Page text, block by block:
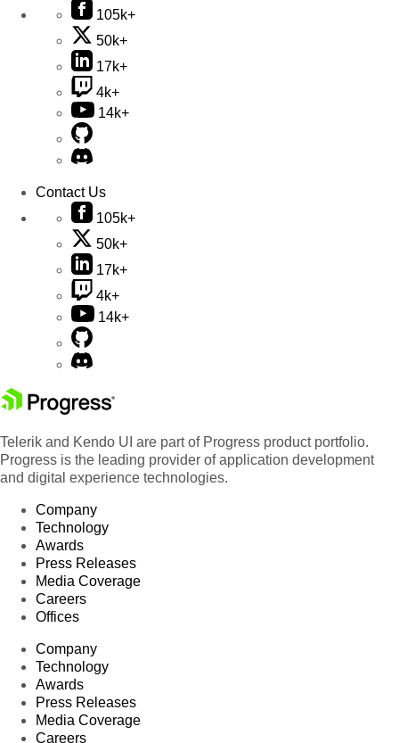
105k+
50k+
17k+
4k+
14k+
Contact Us
105k+
50k+
17k+
4k+
14k+
Telerik and Kendo UI are part of Progress product portfolio.
Progress is the leading provider of application development
and digital experience technologies.
Company
Technology
Awards
Press Releases
Media Coverage
Careers
Offices
Company
Technology
Awards
Press Releases
Media Coverage
Careers